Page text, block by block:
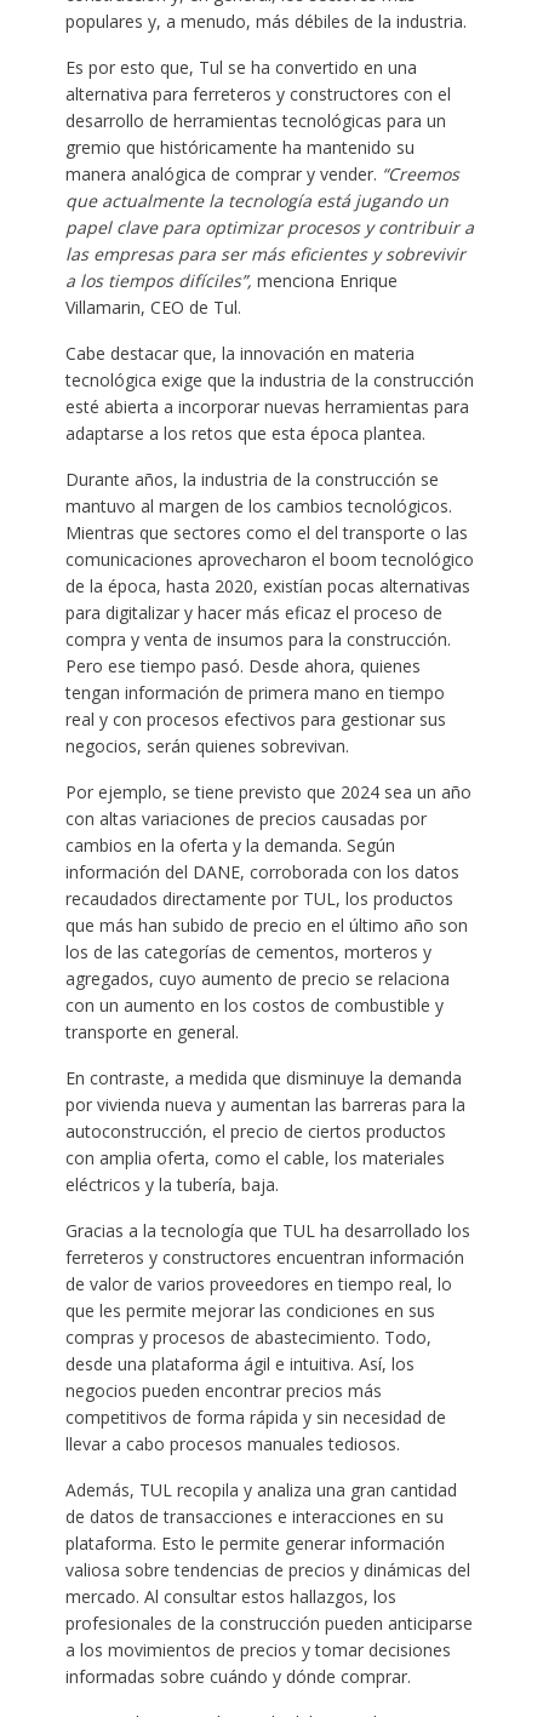
populares y, a menudo, más débiles de la industria.
Es por esto que, Tul se ha convertido en una
alternativa para ferreteros y constructores con el
desarrollo de herramientas tecnológicas para un
gremio que históricamente ha mantenido su
manera analógica de comprar y vender. “Creemos
que actualmente la tecnología está jugando un
papel clave para optimizar procesos y contribuir a
las empresas para ser más eficientes y sobrevivir
a los tiempos difíciles”, menciona Enrique
Villamarin, CEO de Tul.
Cabe destacar que, la innovación en materia
tecnológica exige que la industria de la construcción
esté abierta a incorporar nuevas herramientas para
adaptarse a los retos que esta época plantea.
Durante años, la industria de la construcción se
mantuvo al margen de los cambios tecnológicos.
Mientras que sectores como el del transporte o las
comunicaciones aprovecharon el boom tecnológico
de la época, hasta 2020, existían pocas alternativas
para digitalizar y hacer más eficaz el proceso de
compra y venta de insumos para la construcción.
Pero ese tiempo pasó. Desde ahora, quienes
tengan información de primera mano en tiempo
real y con procesos efectivos para gestionar sus
negocios, serán quienes sobrevivan.
Por ejemplo, se tiene previsto que 2024 sea un año
con altas variaciones de precios causadas por
cambios en la oferta y la demanda. Según
información del DANE, corroborada con los datos
recaudados directamente por TUL, los productos
que más han subido de precio en el último año son
los de las categorías de cementos, morteros y
agregados, cuyo aumento de precio se relaciona
con un aumento en los costos de combustible y
transporte en general.
En contraste, a medida que disminuye la demanda
por vivienda nueva y aumentan las barreras para la
autoconstrucción, el precio de ciertos productos
con amplia oferta, como el cable, los materiales
eléctricos y la tubería, baja.
Gracias a la tecnología que TUL ha desarrollado los
ferreteros y constructores encuentran información
de valor de varios proveedores en tiempo real, lo
que les permite mejorar las condiciones en sus
compras y procesos de abastecimiento. Todo,
desde una plataforma ágil e intuitiva. Así, los
negocios pueden encontrar precios más
competitivos de forma rápida y sin necesidad de
llevar a cabo procesos manuales tediosos.
Además, TUL recopila y analiza una gran cantidad
de datos de transacciones e interacciones en su
plataforma. Esto le permite generar información
valiosa sobre tendencias de precios y dinámicas del
mercado. Al consultar estos hallazgos, los
profesionales de la construcción pueden anticiparse
a los movimientos de precios y tomar decisiones
informadas sobre cuándo y dónde comprar.